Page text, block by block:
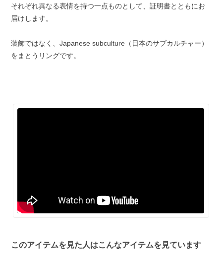
それぞれ異なる表情を持つ一点ものとして、証明書とともにお
届けします。
装飾ではなく、Japanese subculture（日本のサブカルチャー）
をまとうリングです。
このアイテムを見た人はこんなアイテムを見ています